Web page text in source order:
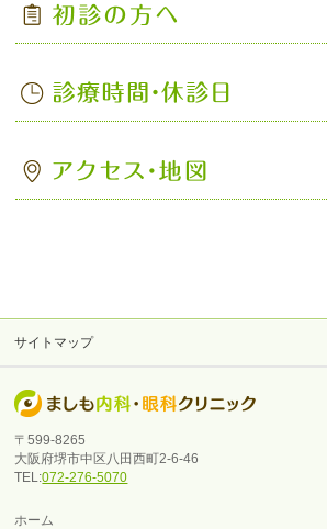
サイトマップ
〒599-8265
大阪府堺市中区八田西町2-6-46
TEL:072-276-5070
ホーム